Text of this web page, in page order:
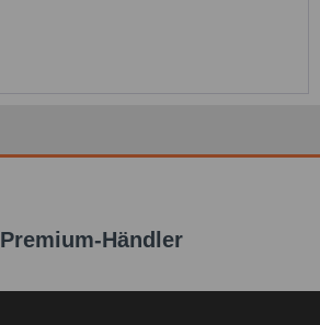
Premium-Händler